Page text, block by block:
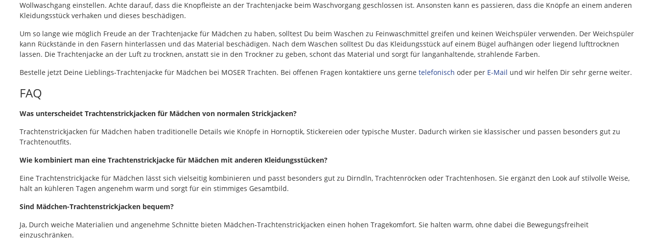
Wollwaschgang einstellen. Achte darauf, dass die Knopfleiste an der Trachtenjacke beim Waschvorgang geschlossen ist. Ansonsten kann es passieren, dass die Knöpfe an einem anderen
Kleidungsstück verhaken und dieses beschädigen.
Um so lange wie möglich Freude an der Trachtenjacke für Mädchen zu haben, solltest Du beim Waschen zu Feinwaschmittel greifen und keinen Weichspüler verwenden. Der Weichspüler
kann Rückstände in den Fasern hinterlassen und das Material beschädigen. Nach dem Waschen solltest Du das Kleidungsstück auf einem Bügel aufhängen oder liegend lufttrocknen
lassen. Die Trachtenjacke an der Luft zu trocknen, anstatt sie in den Trockner zu geben, schont das Material und sorgt für langanhaltende, strahlende Farben.
Bestelle jetzt Deine Lieblings-Trachtenjacke für Mädchen bei MOSER Trachten. Bei offenen Fragen kontaktiere uns gerne telefonisch oder per E-Mail und wir helfen Dir sehr gerne weiter.
FAQ
Was unterscheidet Trachtenstrickjacken für Mädchen von normalen Strickjacken?
Trachtenstrickjacken für Mädchen haben traditionelle Details wie Knöpfe in Hornoptik, Stickereien oder typische Muster. Dadurch wirken sie klassischer und passen besonders gut zu
Trachtenoutfits.
Wie kombiniert man eine Trachtenstrickjacke für Mädchen mit anderen Kleidungsstücken?
Eine Trachtenstrickjacke für Mädchen lässt sich vielseitig kombinieren und passt besonders gut zu Dirndln, Trachtenröcken oder Trachtenhosen. Sie ergänzt den Look auf stilvolle Weise,
hält an kühleren Tagen angenehm warm und sorgt für ein stimmiges Gesamtbild.
Sind Mädchen-Trachtenstrickjacken bequem?
Ja, Durch weiche Materialien und angenehme Schnitte bieten Mädchen-Trachtenstrickjacken einen hohen Tragekomfort. Sie halten warm, ohne dabei die Bewegungsfreiheit
einzuschränken.